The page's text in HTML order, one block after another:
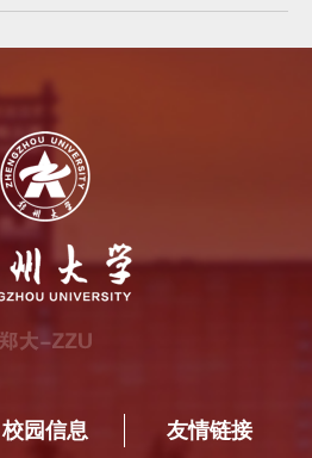
校园信息 友情链接